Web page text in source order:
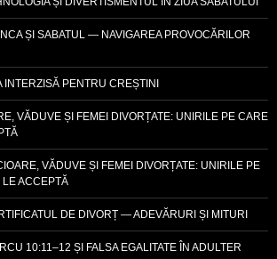
ȘI SABATUL — NAVIGAREA PROVOCĂRILOR
PENTRU CREȘTINI
VĂDUVE ȘI FEMEI DIVORȚATE: UNIRILE PE CARE
VĂDUVE ȘI FEMEI DIVORȚATE: UNIRILE PE
ACCEPTĂ
DE DIVORȚ — ADEVĂRURI ȘI MITURI
10:11–12 ȘI FALSA EGALITATE ÎN ADULTER